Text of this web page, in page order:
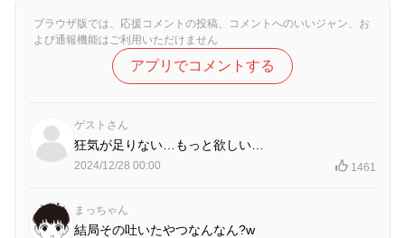
ブラウザ版では、応援コメントの投稿、コメントへのいいジャン、お
よび通報機能はご利用いただけません
アプリでコメントする
ゲストさん
狂気が足りない…もっと欲しい…
2024/12/28 00:00 1461
まっちゃん
結局その吐いたやつなんなん?w